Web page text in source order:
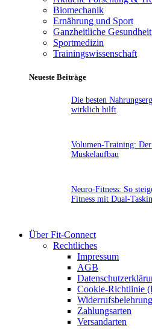
Biomechanik
Ernährung und Sport
Ganzheitliche
Sportmedizin
Trainingswissenschaft
Neueste Beiträge
Die besten
wirklich hilft
Volumen-Training:
Muskelaufbau
Neuro-Fitness: So
Fitness mit Dual-
Über Fit-Connect
Rechtliches
Impressum
AGB
Cookie-Richtlinie
Widerrufsbelehrung
Zahlungsarten
Versandarten